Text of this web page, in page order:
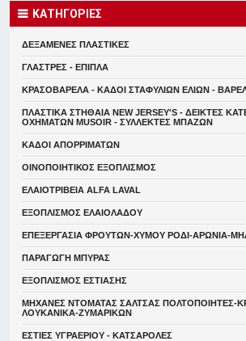
ΚΑΤΗΓΟΡΙΕΣ
ΔΕΞΑΜΕΝΕΣ ΠΛΑΣΤΙΚΕΣ
ΓΛΑΣΤΡΕΣ - ΕΠΙΠΛΑ
ΚΡΑΣΟΒΑΡΕΛΑ - ΚΑΔΟΙ ΣΤΑΦΥΛΙΩΝ ΕΛΙΩΝ -
ΠΛΑΣΤΙΚΑ ΣΤΗΘΑΙΑ NEW JERSEY'S - ΔΕΙΚΤΕΣ
ΟΧΗΜΑΤΩΝ MUSOIR - ΣΥΛΛΕΚΤΕΣ ΜΠΑΖΩΝ
ΚΑΔΟΙ ΑΠΟΡΡΙΜΑΤΩΝ
ΟΙΝΟΠΟΙΗΤΙΚΟΣ ΕΞΟΠΛΙΣΜΟΣ
ΕΛΑΙΟΤΡΙΒΕΙΑ ALFA LAVAL
ΕΞΟΠΛΙΣΜΟΣ ΕΛΑΙΟΛΑΔΟΥ
ΕΠΕΞΕΡΓΑΣΙΑ ΦΡΟΥΤΩΝ-ΧΥΜΟΥ ΡΟΔΙ-ΑΡΩΝΙΑ-
ΠΑΡΑΓΩΓΗ ΜΠΥΡΑΣ
ΕΞΟΠΛΙΣΜΟΣ ΕΣΤΙΑΣΗΣ
ΜΗΧΑΝΕΣ ΝΤΟΜΑΤΑΣ ΣΑΛΤΣΑΣ ΠΟΛΤΟΠΟΙΗΤΕΣ-
ΛΟΥΚΑΝΙΚΑ-ΖΥΜΑΡΙΚΩΝ
ΕΣΤΙΕΣ ΥΓΡΑΕΡΙΟΥ - ΚΑΤΣΑΡΟΛΕΣ